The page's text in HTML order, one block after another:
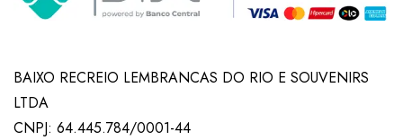
BAIXO RECREIO LEMBRANCAS DO RIO E SOUVENIRS
LTDA
CNPJ: 64.445.784/0001-44